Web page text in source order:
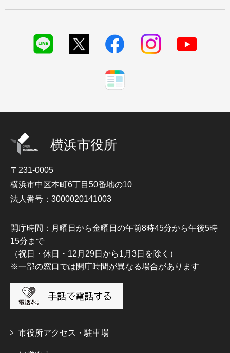
横浜市役所
〒231-0005
横浜市中区本町6丁目50番地の10
法人番号：3000020141003
開庁時間：月曜日から金曜日の午前8時45分から午後5時
15分まで
（祝日・休日・12月29日から1月3日を除く）
※一部の窓口では開庁時間が異なる場合があります
市役所アクセス・駐車場